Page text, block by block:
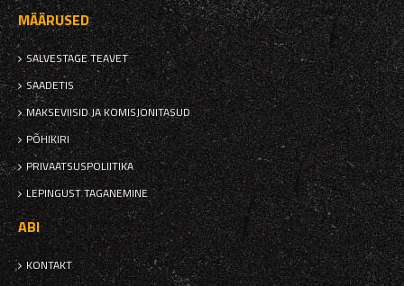
MÄÄRUSED
SALVESTAGE TEAVET
SAADETIS
MAKSEVIISID JA KOMISJONITASUD
PÕHIKIRI
PRIVAATSUSPOLIITIKA
LEPINGUST TAGANEMINE
ABI
KONTAKT